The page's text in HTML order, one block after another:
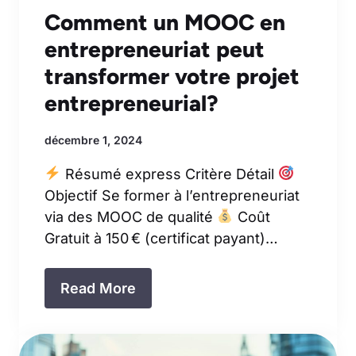
Comment un MOOC en
entrepreneuriat peut
transformer votre projet
entrepreneurial?
décembre 1, 2024
Résumé express Critère Détail
Objectif Se former à l’entrepreneuriat
via des MOOC de qualité
Coût
Gratuit à 150 € (certificat payant)…
Read More